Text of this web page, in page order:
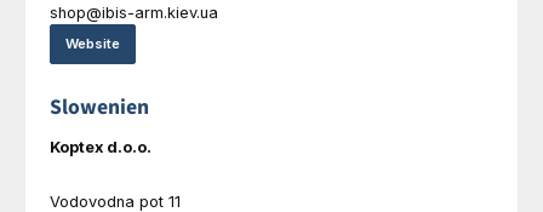
shop@ibis-arm.kiev.ua
Website
Slowenien
Koptex d.o.o.
Vodovodna pot 11